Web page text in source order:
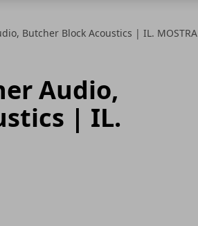
Butcher Block Acoustics | IL. MOSTRA
Audio,
| IL.